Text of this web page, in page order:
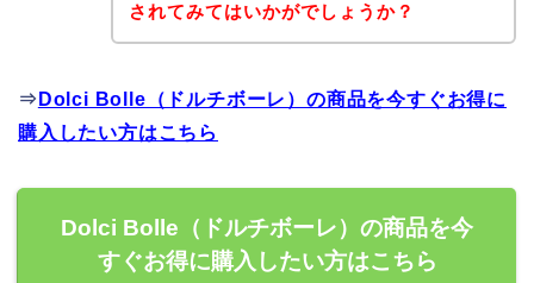
されてみてはいかがでしょうか？
⇒ Dolci Bolle（ドルチボーレ）の商品を今すぐお得に
購入したい方はこちら
Dolci Bolle（ドルチボーレ）の商品を今
すぐお得に購入したい方はこちら